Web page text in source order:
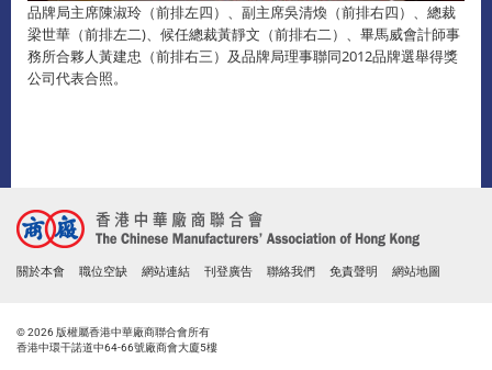
品牌局主席陳淑玲（前排左四）、副主席吳清煥（前排右四）、總裁
梁世華（前排左二)、候任總裁黃靜文（前排右二）、畢馬威會計師事
務所合夥人黃建忠（前排右三）及品牌局理事聯同2012品牌選舉得獎
公司代表合照。
關於本會 職位空缺 網站連結 刊登廣告 聯絡我們 免責聲明 網站地圖
© 2026 版權屬香港中華廠商聯合會所有
香港中環干諾道中64-66號廠商會大廈5樓